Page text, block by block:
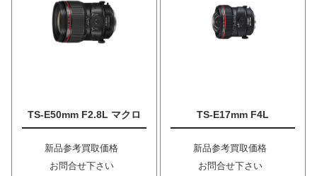
TS-E50mm F2.8L マクロ
新品参考買取価格
お問合せ下さい
TS-E17mm F4L
新品参考買取価格
お問合せ下さい